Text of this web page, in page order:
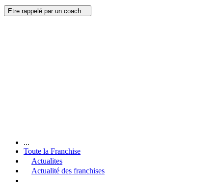
Etre rappelé par un coach
...
Toute la Franchise
Actualites
Actualité des franchises